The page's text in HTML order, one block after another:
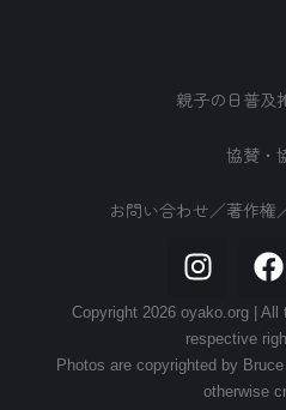
親子の日普及
協賛・
お問い合わせ／著作権
Copyright 2026 oyako.org |
respective
Photos are copyrighted by
otherwise